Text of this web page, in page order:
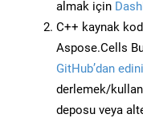
almak için
C++ kaynak
Aspose.Cells
GitHub’dan
derlemek/
deposu veya